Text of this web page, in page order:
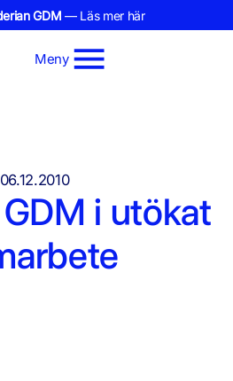
GDM — Läs mer här
Meny
06.12.2010
i utökat